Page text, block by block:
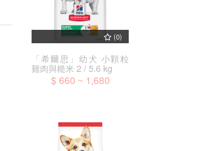
(0)
「希爾思」幼犬 小顆粒
雞肉與糙米 2 / 5.6 kg
$ 660 ~ 1,680